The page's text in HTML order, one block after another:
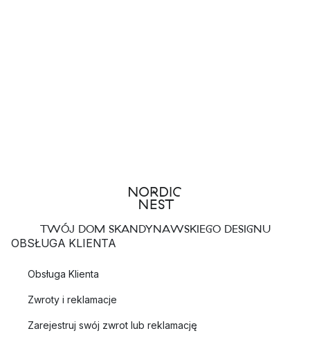
TWÓJ DOM SKANDYNAWSKIEGO DESIGNU
OBSŁUGA KLIENTA
Obsługa Klienta
Zwroty i reklamacje
Zarejestruj swój zwrot lub reklamację